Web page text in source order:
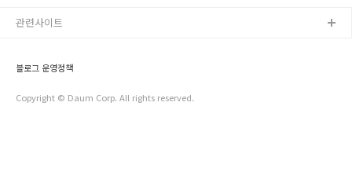
Vianney)는 프랑스 가톨릭교회의 사제로서 전 세계 모든 본당
전체를 한순간에 종교적 분위기가 넘치는 마을로 바..
블로그 운영정책
Copyright © Daum Corp. All rights reserved.
관련사이트